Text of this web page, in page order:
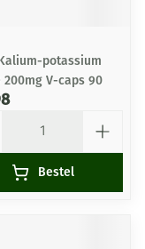
potassium
V-caps 90
Bestel